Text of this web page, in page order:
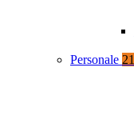
Personale